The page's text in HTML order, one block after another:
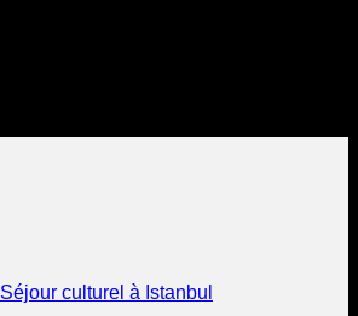
Séjour culturel à Istanbul